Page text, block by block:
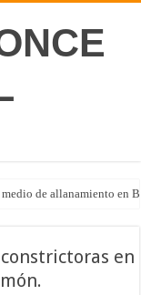
de allanamiento en
en